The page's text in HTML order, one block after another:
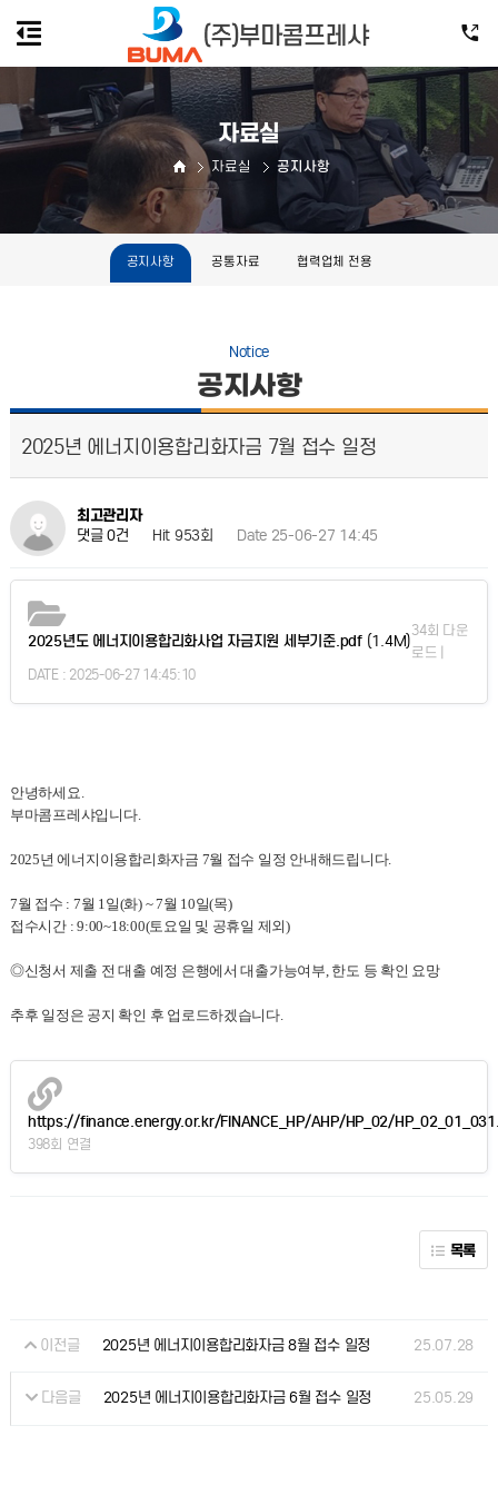
공지사항 공통자료 협력업체 전용
자료실 공지사항
자료실
Notice
공지사항
2025년 에너지이용합리화자금 7월 접수 일정
최고관리자
댓글 0건
Hit 953회 Date 25-06-27 14:45
2025년도 에너지이용합리화사업 자금지원 세부기준.pdf(1.4M)
34회 다운
로드 |
DATE : 2025-06-27 14:45:10
안녕하세요.
부마콤프레샤입니다.
2025년 에너지이용합리화자금 7월 접수 일정 안내해드립니다.
7월 접수 : 7월 1일(화) ~ 7월 10일(목)
접수시간 : 9:00~18:00(토요일 및 공휴일 제외)
◎신청서 제출 전 대출 예정 은행에서 대출가능여부, 한도 등 확인 요망
추후 일정은 공지 확인 후 업로드하겠습니다.
https://finance.energy.or.kr/FINANCE_HP/AHP/HP_02/
398회 연결
목록
이전글 2025년 에너지이용합리화자금 8월 접수 일정 25.07.28
다음글 2025년 에너지이용합리화자금 6월 접수 일정 25.05.29